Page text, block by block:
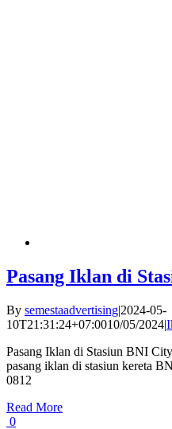
Pasang Iklan di
By semestaadvertising|2024-05-
10T21:31:24+07:0010/05/2024|
Pasang Iklan di Stasiun BNI
pasang iklan di stasiun kereta
0812
Read More
0